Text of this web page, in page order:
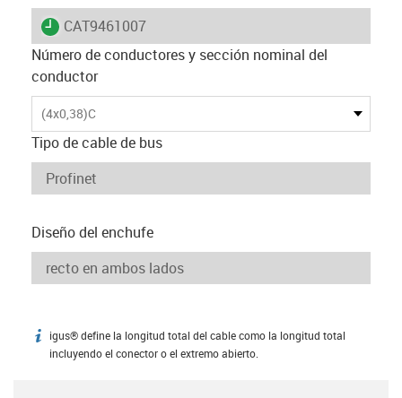
igus-icon-lieferzeit
CAT9461007
Número de conductores y sección nominal del
conductor
(4x0,38)C
Tipo de cable de bus
Diseño del enchufe
igus-icon-info
igus® define la longitud total del cable como la longitud total
incluyendo el conector o el extremo abierto.